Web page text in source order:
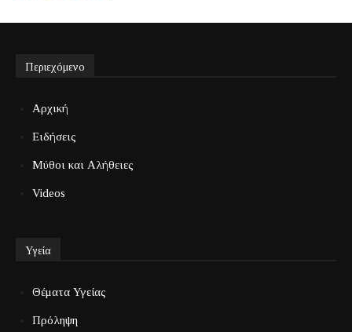
Περιεχόμενο
Αρχική
Ειδήσεις
Μύθοι και Αλήθειες
Videos
Υγεία
Θέματα Υγείας
Πρόληψη